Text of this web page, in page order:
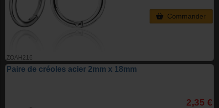
ZOAH216
Commander
Paire de créoles acier 2mm x 18mm
2,35 €